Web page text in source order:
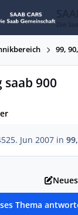
Die
99,
900
25. Jun 2007 in
Thema